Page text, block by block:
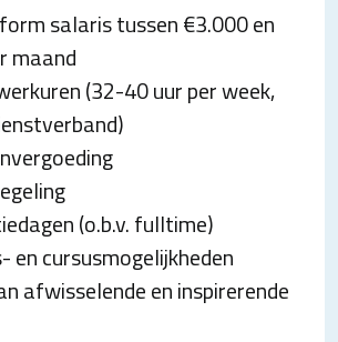
salaris tussen €3.000 en
maand
(32-40 uur per week,
(o.b.v. fulltime)
en cursusmogelijkheden
afwisselende en inspirerende